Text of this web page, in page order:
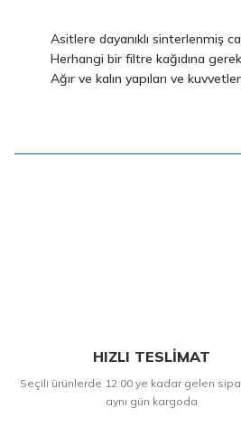
Asitlere dayanıklı sinterlenmiş
Herhangi bir filtre kağıdına
Ağır ve kalın yapıları ve
HIZLI TESLİMAT
Seçili ürünlerde 12:00 ye kadar gelen
aynı gün kargoda